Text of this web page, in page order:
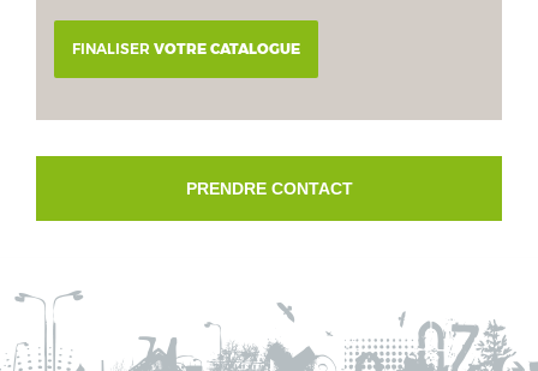
FINALISER VOTRE CATALOGUE
PRENDRE CONTACT